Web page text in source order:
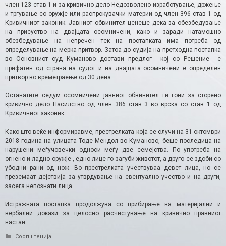
член 123 став 1 и за кривично дело Недозволено изработување, држење
и тргување со оружје или распрскувачки материи од член 396 став 1 од
Кривичниот законик. Јавниот обвинител ценеше дека за обезбедување
на присуство на двајцата осомничени, како и заради натамошно
обезбедување на непречен тек на постапката има потреба од
определување на мерка притвор. Затоа до судија на претходна постапка
во Основниот суд Куманово достави предлог кој со Решение е
прифатен од страна на судот и на двајцата осомничени е определен
притвор во времетраење од 30 дена.
Останатите седум осомничени јавниот обвинител ги гони за сторено
кривично дело Насилство од член 386 став 3 во врска со став 1 од
Кривичниот законик.
Како што веќе информиравме, престрелката која се случи на 31 октомври
2018 година на улицата Тоде Мендол во Куманово, беше последица на
нарушени меѓучовечки односи меѓу две семејства. По употреба на
огнено и ладно оружје , едно лице го загуби животот, а друго се здоби со
убодни рани од нож. Во престрелката учествуваа девет лица, но се
преземаат дејствија за утврдување на евентуално учество и на други,
засега непознати лица.
Истражната постапка продолжува со прибирање на материјални и
вербални докази за целосно расчистување на кривично правниот
настан.
Categories
Соопштенија